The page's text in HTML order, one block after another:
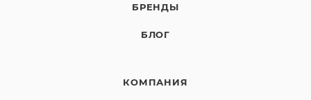
БРЕНДЫ
БЛОГ
КОМПАНИЯ